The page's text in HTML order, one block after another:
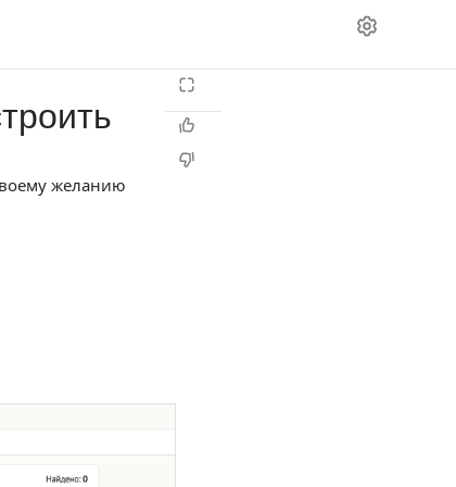
желанию